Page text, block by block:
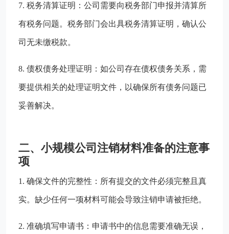
7. 税务清算证明：公司需要向税务部门申报并清算所
有税务问题。税务部门会出具税务清算证明，确认公
司无未缴税款。
8. 债权债务处理证明：如公司存在债权债务关系，需
要提供相关的处理证明文件，以确保所有债务问题已
妥善解决。
二、小规模公司注销材料准备的注意事
项
1. 确保文件的完整性：所有提交的文件必须完整且真
实。缺少任何一项材料可能会导致注销申请被拒绝。
2. 准确填写申请书：申请书中的信息需要准确无误，